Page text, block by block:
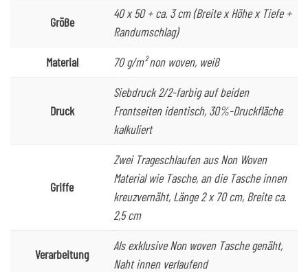
Größe
40 x 50 + ca. 3 cm (Breite x Höhe x Tiefe +
Randumschlag)
Material
70 g/m² non woven, weiß
Druck
Siebdruck 2/2-farbig auf beiden
Frontseiten identisch, 30%-Druckfläche
kalkuliert
Griffe
Zwei Trageschlaufen aus Non Woven
Material wie Tasche, an die Tasche innen
kreuzvernäht, Länge 2 x 70 cm, Breite ca.
2,5 cm
Verarbeitung
Als exklusive Non woven Tasche genäht,
Naht innen verlaufend